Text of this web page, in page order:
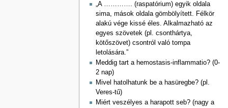
„A …………. (raspatórium) egyik oldala
sima, mások oldala gömbölyített. Félkör
alakú vége kissé éles. Alkalmazható az
egyes szövetek (pl. csonthártya,
kötőszövet) csontról való tompa
letolására.”
Meddig tart a hemostasis-inflammatio? (0-
2 nap)
Mivel hatolhatunk be a hasüregbe? (pl.
Veres-tű)
Miért veszélyes a harapott seb? (nagy a